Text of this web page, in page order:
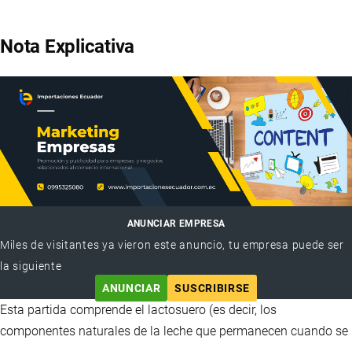
Nota Explicativa
ANUNCIAR EMPRESA
Miles de visitantes ya vieron este anuncio, tu empresa puede ser
la siguiente
ANUNCIAR
SUSCRIBIRSE
Esta partida comprende el lactosuero (es decir, los
componentes naturales de la leche que permanecen cuando se